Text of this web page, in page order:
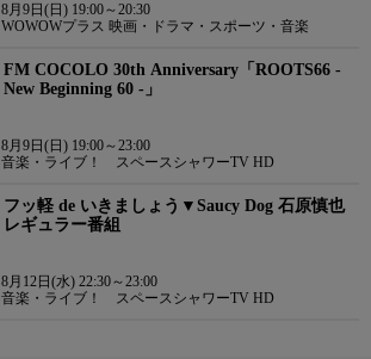
8月9日(日) 19:00～20:30
WOWOWプラス 映画・ドラマ・スポーツ・音楽
FM COCOLO 30th Anniversary「ROOTS66 -
New Beginning 60 -」
8月9日(日) 19:00～23:00
音楽・ライブ！ スペースシャワーTV HD
フッ軽 de いきましょう▼Saucy Dog 石原慎也
レギュラー番組
8月12日(水) 22:30～23:00
音楽・ライブ！ スペースシャワーTV HD